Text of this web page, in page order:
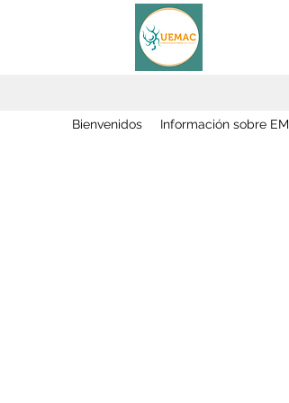
Bienvenidos Información sobre EM